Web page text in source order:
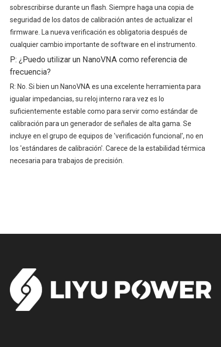
sobrescribirse durante un flash. Siempre haga una copia de
seguridad de los datos de calibración antes de actualizar el
firmware. La nueva verificación es obligatoria después de
cualquier cambio importante de software en el instrumento.
P: ¿Puedo utilizar un NanoVNA como referencia de
frecuencia?
R: No. Si bien un NanoVNA es una excelente herramienta para
igualar impedancias, su reloj interno rara vez es lo
suficientemente estable como para servir como estándar de
calibración para un generador de señales de alta gama. Se
incluye en el grupo de equipos de 'verificación funcional', no en
los 'estándares de calibración'. Carece de la estabilidad térmica
necesaria para trabajos de precisión.